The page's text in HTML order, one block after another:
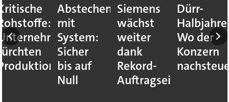
Siemens
wächst
weiter
dank
Rekord-
Auftragseingang
Dürr-
Halbjahreszahlen:
Wo der
Konzern
nachsteuert
Renk
Halbjahreszahlen:
Auftragseingang
auf
Rekordkurs
Was die
Zahlen
wirklich
zeigen